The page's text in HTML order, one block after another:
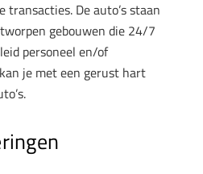
De auto’s staan
gebouwen die 24/7
personeel en/of
je met een gerust hart